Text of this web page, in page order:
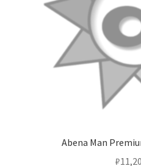
Монтаж промышленных
кондиционеров
Монтаж систем ВРВ
Мульти-сплит-системы и
Abena Man
₽